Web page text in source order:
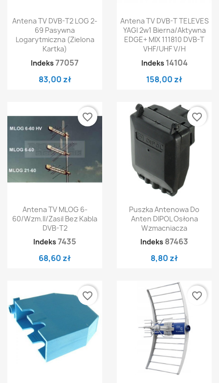
Antena TV DVB-T2 LOG 2-
69 Pasywna
Logarytmiczna (zielona
Kartka)
Indeks77057
83,00 zł
Antena TV DVB-T TELEVES
YAGI 2w1 Bierna/aktywna
EDGE+ MIX 111810 DVB-T
VHF/UHF V/H
Indeks 14104
158,00 zł
Antena TV MLOG 6-
60/Wzm.II/Zasil Bez Kabla
DVB-T2
Indeks7435
68,60 zł
favorite_border
Puszka Antenowa Do
Anten DIPOL Osłona
Wzmacniacza
Indeks 87463
8,80 zł
favorite_border
favorite_border favorite_border